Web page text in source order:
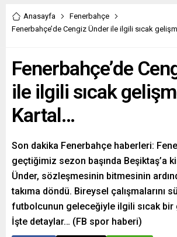
Anasayfa
Fenerbahçe
Fenerbahçe’de Cengiz Ünder ile ilgili sıcak
Fenerbahçe’de
ile ilgili sıcak
Kartal…
Son dakika Fenerbahçe haberleri:
geçtiğimiz sezon başında Beşiktaş’a
Ünder, sözleşmesinin bitmesinin
takıma döndü. Bireysel çalışmalarını
futbolcunun geleceğiyle ilgili sıcak bir
İşte detaylar… (FB spor haberi)